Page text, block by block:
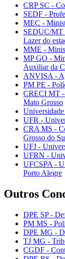
CRP SC -
SEDF -
MEC -
SEDUC/MT
Lazer do
MME -
MP GO -
Auxiliar da
ANVISA -
PM PE -
CRECI MT -
Mato Grosso
UFR -
CRA MS -
Grosso do
UFJ -
UFRN -
UFCSPA -
Porto Alegre
Outros
DPE SP -
PM MS -
DPE MG -
TJ MG -
CGDF -